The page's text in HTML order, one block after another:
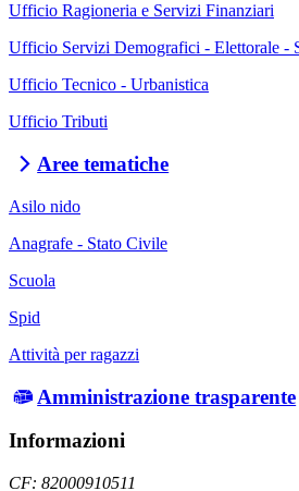
Ufficio Ragioneria e Servizi Finanziari
Ufficio Servizi Demografici - Elettorale -
Ufficio Tecnico - Urbanistica
Ufficio Tributi
Aree tematiche
Asilo nido
Anagrafe - Stato Civile
Scuola
Spid
Attività per ragazzi
Amministrazione trasparente
Informazioni
CF: 82000910511